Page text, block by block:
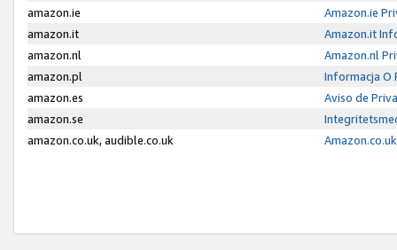
amazon.ie
Amazon.ie
amazon.it
Amazon.it
amazon.nl
Amazon.nl
amazon.pl
Informacja O
amazon.es
Aviso de
amazon.se
amazon.co.uk, audible.co.uk